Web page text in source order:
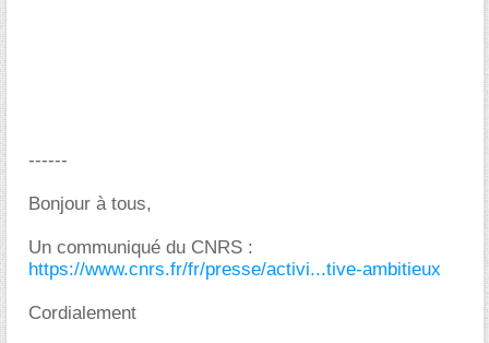
------
Bonjour à tous,
Un communiqué du CNRS :
https://www.cnrs.fr/fr/presse/activi...tive-ambitieux
Cordialement